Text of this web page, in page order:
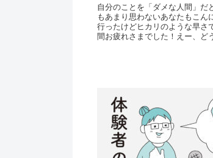
自分のことを「ダメな人間」だ
もあまり思わないあなたもこん
行ったけどヒカリのような早さ
間お疲れさまでした！えー、ど